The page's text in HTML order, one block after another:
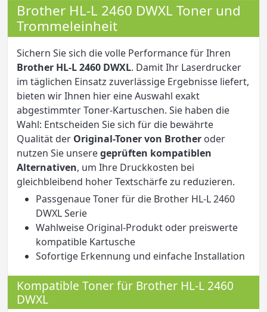
Brother HL-L 2460 DWXL Toner und
Trommeleinheit
Sichern Sie sich die volle Performance für Ihren
Brother HL-L 2460 DWXL. Damit Ihr Laserdrucker
im täglichen Einsatz zuverlässige Ergebnisse liefert,
bieten wir Ihnen hier eine Auswahl exakt
abgestimmter Toner-Kartuschen. Sie haben die
Wahl: Entscheiden Sie sich für die bewährte
Qualität der Original-Toner von Brother oder
nutzen Sie unseregeprüften kompatiblen
Alternativen, um Ihre Druckkosten bei
gleichbleibend hoher Textschärfe zu reduzieren.
Passgenaue Toner für die Brother HL-L 2460
DWXL Serie
Wahlweise Original-Produkt oder preiswerte
kompatible Kartusche
Sofortige Erkennung und einfache Installation
Kompatible Toner für Brother HL-L 2460
DWXL